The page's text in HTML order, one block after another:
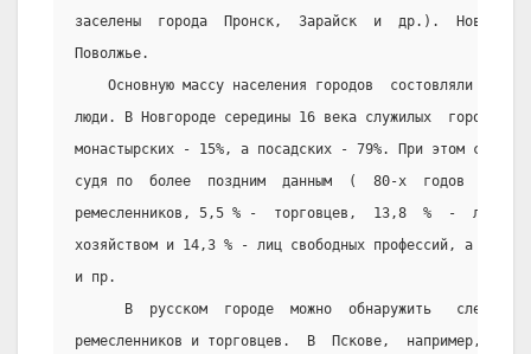
заселены  города  Пронск,  Зарайск  и  др.).  Новые
Поволжье.
Основную массу населения городов  состовляли
люди. В Новгороде середины 16 века служилых  городов
монастырских - 15%, а посадских - 79%. При этом среди
судя по  более  поздним  данным  (  80-х  годов  16
ремесленников, 5,5 % -  торговцев,  13,8  %  -  лиц,
хозяйством и 14,3 % - лиц свободных профессий, а также
и пр.
В  русском  городе  можно  обнаружить   следы
ремесленников и торговцев.  В  Пскове,  например,  они